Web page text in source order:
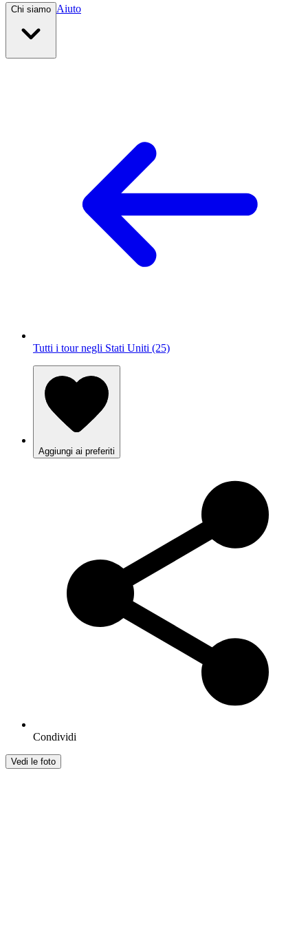
Chi siamo Aiuto
Tutti i tour negli Stati Uniti (25)
Aggiungi ai preferiti
Condividi
Vedi le foto